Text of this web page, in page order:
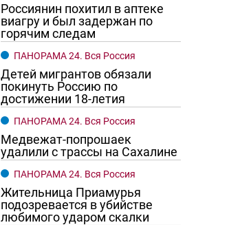
Россиянин похитил в аптеке
виагру и был задержан по
горячим следам
ПАНОРАМА 24. Вся Россия
Детей мигрантов обязали
покинуть Россию по
достижении 18-летия
ПАНОРАМА 24. Вся Россия
Медвежат-попрошаек
удалили с трассы на Сахалине
ПАНОРАМА 24. Вся Россия
Жительница Приамурья
подозревается в убийстве
любимого ударом скалки